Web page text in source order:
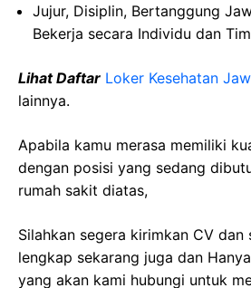
Jujur, Disiplin, Bertanggung
Bekerja secara Individu dan Tim
Lihat Daftar Loker Kesehatan
lainnya.
Apabila kamu merasa memiliki
dengan posisi yang sedang
rumah sakit diatas,
Silahkan segera kirimkan CV dan
lengkap sekarang juga dan
yang akan kami hubungi untuk